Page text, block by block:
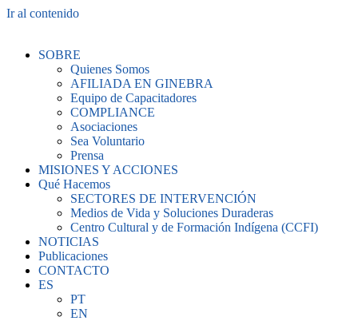
Ir al contenido
SOBRE
Quienes Somos
AFILIADA EN GINEBRA
Equipo de Capacitadores
COMPLIANCE
Asociaciones
Sea Voluntario
Prensa
MISIONES Y ACCIONES
Qué Hacemos
SECTORES DE INTERVENCIÓN
Medios de Vida y Soluciones Duraderas
Centro Cultural y de Formación Indígena (CCFI)
NOTICIAS
Publicaciones
CONTACTO
ES
PT
EN